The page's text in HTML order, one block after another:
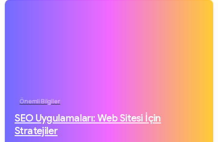
Önemli Bilgiler
SEO Uygulamaları: Web Sitesi İçin
Stratejiler